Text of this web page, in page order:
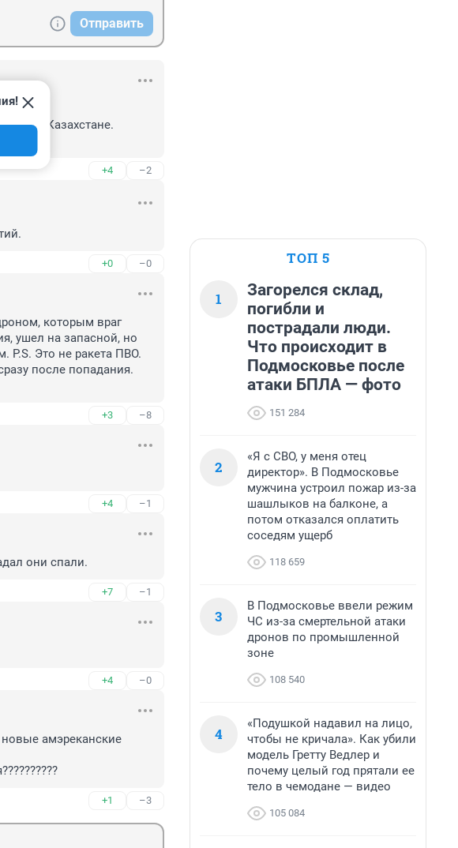
Отправить
в Казахстане.
+4 –2
+0 –0
которым враг
ушел на запасной, но
P.S. Это не ракета ПВО.
после попадания.
+3 –8
+4 –1
они спали.
+7 –1
+4 –0
амэреканские
+1 –3
ТОП 5
1
Загорелся склад,
погибли и
пострадали люди.
Что происходит в
Подмосковье после
атаки БПЛА — фото
151 284
2
«Я с СВО, у меня отец
директор». В Подмосковье
мужчина устроил пожар из-за
шашлыков на балконе, а
потом отказался оплатить
соседям ущерб
118 659
3
В Подмосковье ввели режим
ЧС из-за смертельной атаки
дронов по промышленной
зоне
108 540
4
«Подушкой надавил на лицо,
чтобы не кричала». Как убили
модель Гретту Ведлер и
почему целый год прятали ее
тело в чемодане — видео
105 084